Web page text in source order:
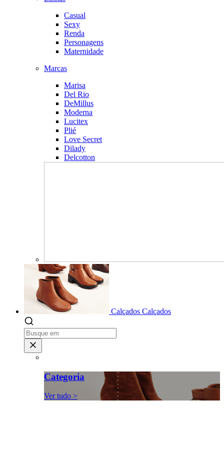
Casual
Sexy
Renda
Personagens
Maternidade
Marcas
Marisa
Del Rio
DeMillus
Moderna
Lucitex
Plié
Love Secret
Dilady
Delcotton
Calçados Calçados
Categoria
Ver tudo >